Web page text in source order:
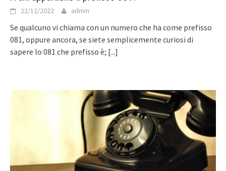
22/12/2022 admin
Se qualcuno vi chiama con un numero che ha come prefisso
081, oppure ancora, se siete semplicemente curiosi di
sapere lo 081 che prefisso è; [...]